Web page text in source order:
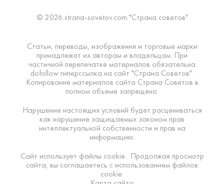
© 2026 strana-sovetov.com "Страна советов"
Статьи, переводы, изображения и торговые марки
принадлежат их авторам и владельцам. При
частичной перепечатке материалов обязательна
dofollow гиперссылка на сайт "Страна Советов".
Копирование материалов сайта Страна Советов в
полном объеме запрещено.
Нарушение настоящих условий будет расцениваться
как нарушение защищаемых законом прав
интеллектуальной собственности и прав на
информацию.
Сайт использует файлы cookie . Продолжая просмотр
сайта, вы соглашаетесь с использованием файлов
cookie.